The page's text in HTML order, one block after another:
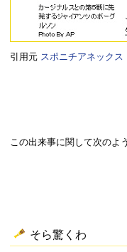
引用元 スポニチアネックス
この出来事に関して次のよ
そら驚くわ